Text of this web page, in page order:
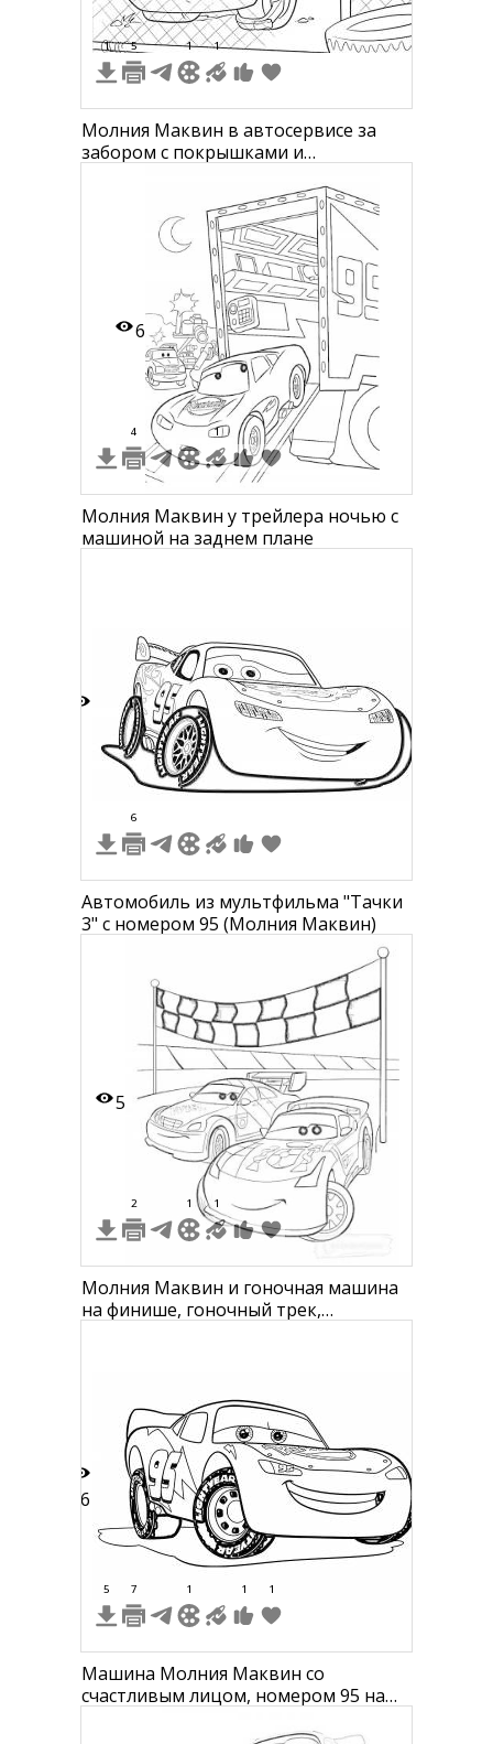
1 5 1 1
Молния Маквин в автосервисе за
забором с покрышками и
6
4 1
Молния Маквин у трейлера ночью с
машиной на заднем плане
6
Автомобиль из мультфильма "Тачки
3" с номером 95 (Молния Маквин)
5
2 1 1
Молния Маквин и гоночная машина
на финише, гоночный трек,
16
5 7 1 1 1
Машина Молния Маквин со
счастливым лицом, номером 95 на